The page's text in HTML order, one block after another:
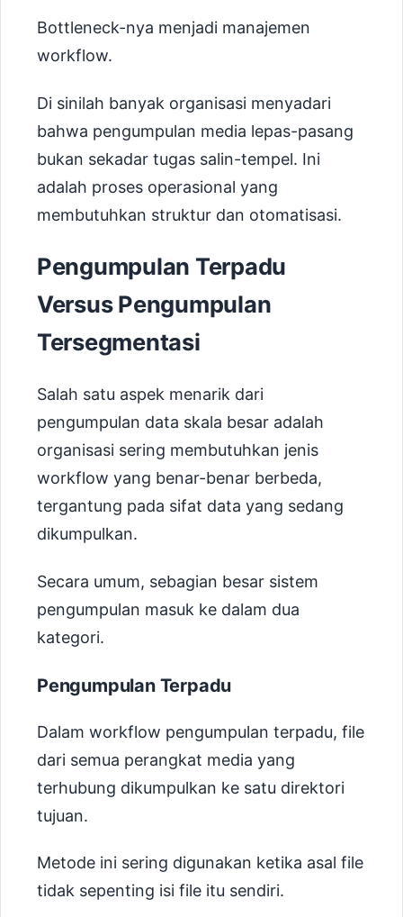
Bottleneck-nya menjadi manajemen
workflow.
Di sinilah banyak organisasi menyadari
bahwa pengumpulan media lepas-pasang
bukan sekadar tugas salin-tempel. Ini
adalah proses operasional yang
membutuhkan struktur dan otomatisasi.
Pengumpulan Terpadu
Versus Pengumpulan
Tersegmentasi
Salah satu aspek menarik dari
pengumpulan data skala besar adalah
organisasi sering membutuhkan jenis
workflow yang benar-benar berbeda,
tergantung pada sifat data yang sedang
dikumpulkan.
Secara umum, sebagian besar sistem
pengumpulan masuk ke dalam dua
kategori.
Pengumpulan Terpadu
Dalam workflow pengumpulan terpadu, file
dari semua perangkat media yang
terhubung dikumpulkan ke satu direktori
tujuan.
Metode ini sering digunakan ketika asal file
tidak sepenting isi file itu sendiri.